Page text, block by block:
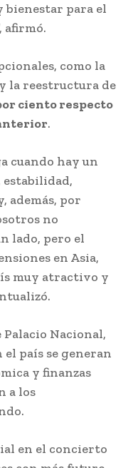
bienestar para el
afirmó.
como la
la reestructura de
ciento respecto
.
cuando hay un
estabilidad,
además, por
no
lado, pero el
en Asia,
muy atractivo y
Palacio Nacional,
país se generan
y finanzas
a los
en el concierto